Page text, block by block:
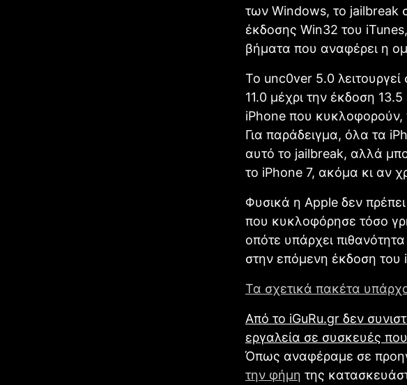
των Windows, το jailbreak
έκδοσης Win32 του
βήματα που αναφέρει η
Το unc0ver 5.0 λειτουργεί
11.0 μέχρι την έκδοση
iPhone που κυκλοφορούν,
Για παράδειγμα, όλα τα
αυτό το jailbreak, αλλά
το iPhone 7, ακόμα κι αν
Φυσικά η Apple δεν
που κυκλοφόρησε τόσο
οπότε υπάρχει
στην επόμενη έκδοση του
Τα σχετικά πακέτα
Από το iGuRu.gr δεν
εργαλεία σε συσκευές
Όπως αναφέραμε σε
την φήμη της